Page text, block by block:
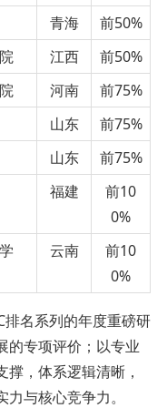
青海
前50%
江西
前50%
河南
前75%
山东
前75%
山东
前75%
福建
前10
0%
云南
前10
0%
排名系列的年度重磅研
的专项评价；以专业
，体系逻辑清晰，
与核心竞争力。